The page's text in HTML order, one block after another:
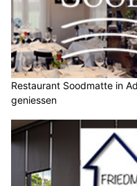
Restaurant Soodmatte in
geniessen